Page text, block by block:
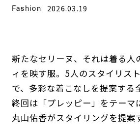
Fashion 2026.03.19
新たなセリーヌ、それは着る人
ィを映す服。5人のスタイリス
で、多彩な着こなしを提案する
終回は「プレッピー」をテーマ
丸山佑香がスタイリングを提案